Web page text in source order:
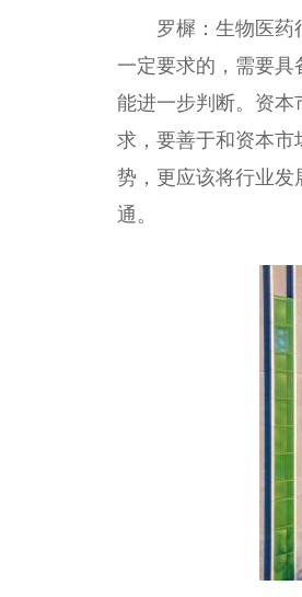
罗樨：生物医药
一定要求的，需要
能进一步判断。资
求，要善于和资本
势，更应该将行业发
通。